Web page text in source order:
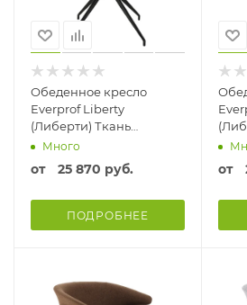
Обеденное кресло
Everprof Liberty
(Либерти) Ткань
Зеленый Зелёный
Много
от 25 870 руб.
ПОДРОБНЕЕ
от